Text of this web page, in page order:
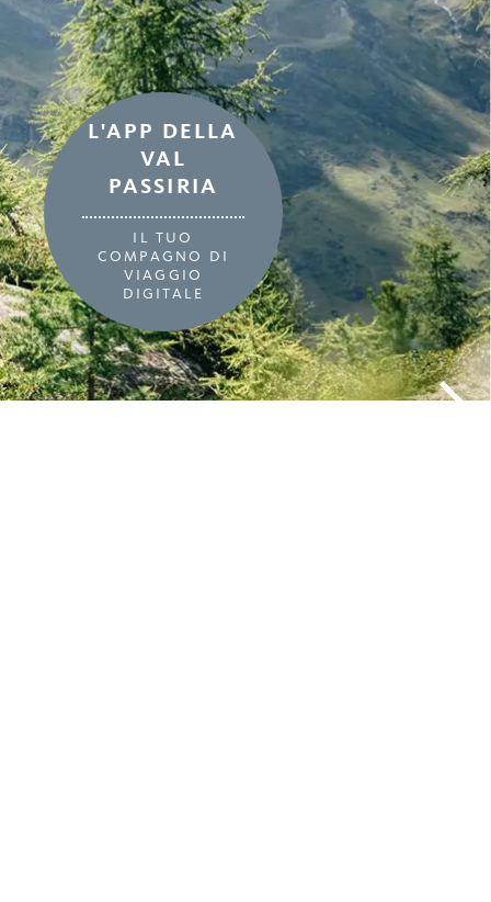
L'APP DELLA
VAL
PASSIRIA
IL TUO
COMPAGNO DI
VIAGGIO
DIGITALE